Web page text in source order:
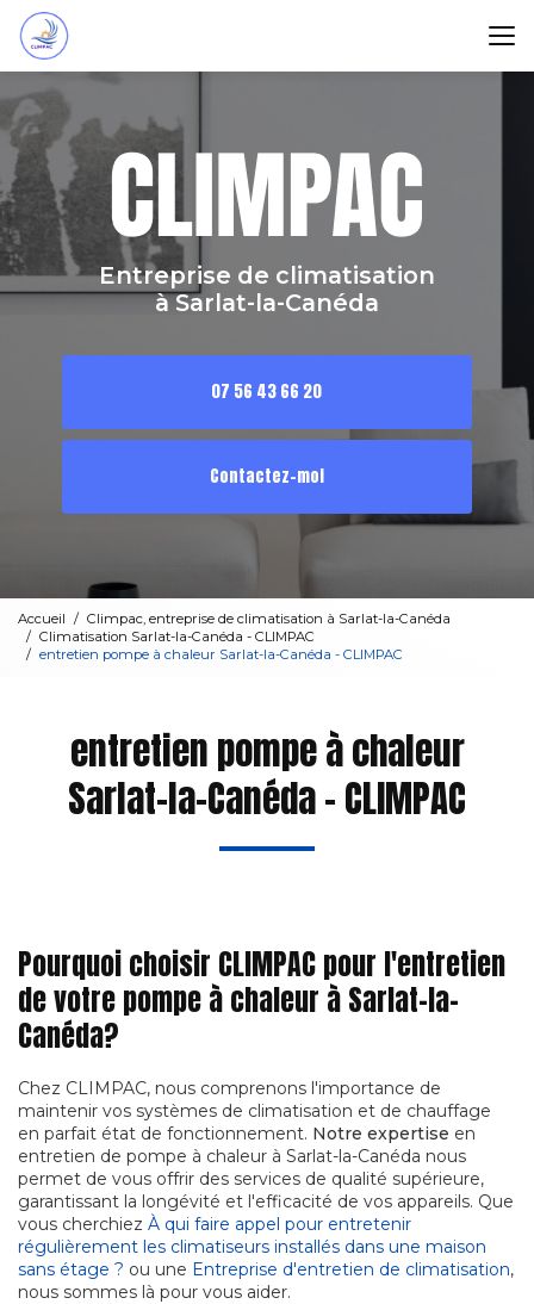
Aller
au
contenu
principal
Entreprise de climatisation
à Sarlat-la-Canéda
07 56 43 66 20
Contactez-moi
Accueil
Climpac, entreprise de climatisation à Sarlat-la-Canéda
Climatisation Sarlat-la-Canéda - CLIMPAC
entretien pompe à chaleur Sarlat-la-Canéda - CLIMPAC
entretien pompe à chaleur
Sarlat-la-Canéda - CLIMPAC
Pourquoi choisir CLIMPAC pour l'entretien
de votre pompe à chaleur à Sarlat-la-
Canéda?
Chez CLIMPAC, nous comprenons l'importance de
maintenir vos systèmes de climatisation et de chauffage
en parfait état de fonctionnement. Notre expertise en
entretien de pompe à chaleur à Sarlat-la-Canéda nous
permet de vous offrir des services de qualité supérieure,
garantissant la longévité et l'efficacité de vos appareils. Que
vous cherchiez À qui faire appel pour entretenir
régulièrement les climatiseurs installés dans une maison
sans étage ? ou une Entreprise d'entretien de climatisation,
nous sommes là pour vous aider.